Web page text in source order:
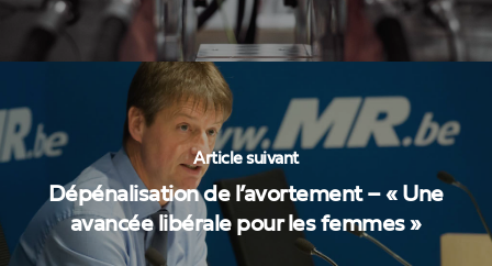
Article suivant
Dépénalisation de l’avortement – « Une
avancée libérale pour les femmes »